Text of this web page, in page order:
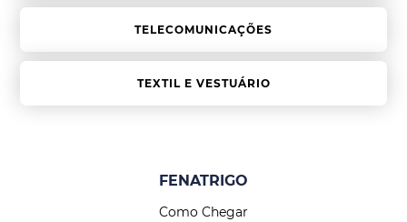
TELECOMUNICAÇÕES
TEXTIL E VESTUÁRIO
FENATRIGO
Como Chegar